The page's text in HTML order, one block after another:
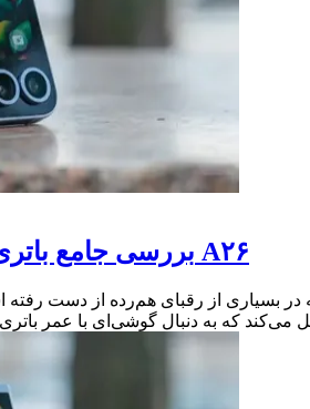
بررسی جامع باتری گوشی سامسونگ گلکسی A۲۶